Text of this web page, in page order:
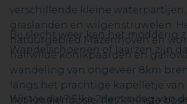
verschillende kleine
graslanden en wilgenstruwelen.
natuurgebied Mazenhoven en
halfwilde konikpaarden en
wandeling van ongeveer 8km
langs het prachtige kapelletje van
het Kraaienbosje, het kleinste
Bij slecht weer kan het modderig
Wandelschoenen of laarzen zijn
Wist je dat? Elke 2de zondag van